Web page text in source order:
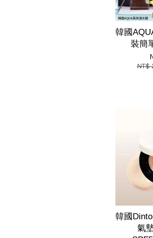
韓國
裝簡
NT$
韓國
氣